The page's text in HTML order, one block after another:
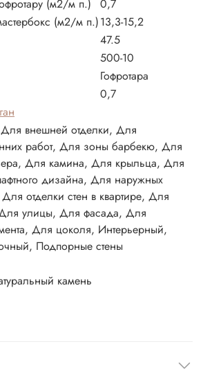
(м2/м п.)
0,7
(м2/м п.)13,3-15,2
47.5
500-10
Гофротара
0,7
внешней отделки, Для
работ, Для зоны барбекю, Для
Для камина, Для крыльца, Для
дизайна, Для наружных
отделки стен в квартире, Для
улицы, Для фасада, Для
Для цоколя, Интерьерный,
Подпорные стены
камень